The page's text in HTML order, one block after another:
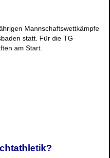
Mannschaftswettkämpfe
statt. Für die TG
am Start.